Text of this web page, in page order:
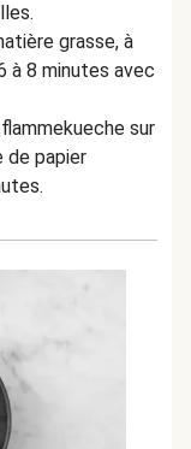
grasse, à
à 8 minutes avec
sur
de papier